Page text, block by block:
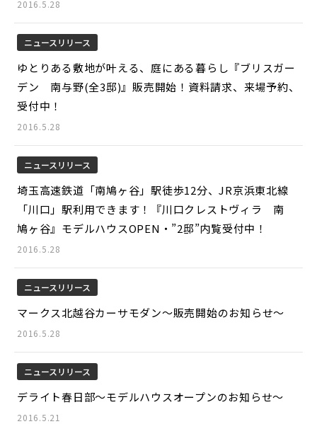
2016.5.28
ニュースリリース
ゆとりある敷地が叶える、庭にある暮らし『ブリスガー
デン 南与野(全3邸)』販売開始！資料請求、来場予約、
受付中！
2016.5.28
ニュースリリース
埼玉高速鉄道「南鳩ヶ谷」駅徒歩12分、JR京浜東北線
「川口」駅利用できます！『川口クレストヴィラ 南
鳩ヶ谷』モデルハウスOPEN・”2邸”内覧受付中！
2016.5.28
ニュースリリース
マークス北越谷カーサモダン～販売開始のお知らせ～
2016.5.28
ニュースリリース
デライト春日部～モデルハウスオープンのお知らせ～
2016.5.21